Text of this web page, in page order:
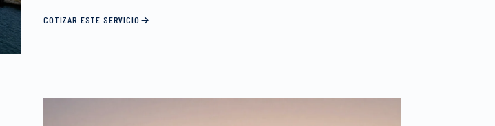
COTIZAR ESTE SERVICIO